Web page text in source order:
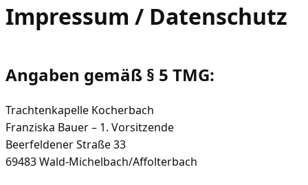
Impressum / Datenschutz
Angaben gemäß § 5 TMG:
Trachtenkapelle Kocherbach
Franziska Bauer – 1. Vorsitzende
Beerfeldener Straße 33
69483 Wald-Michelbach/Affolterbach